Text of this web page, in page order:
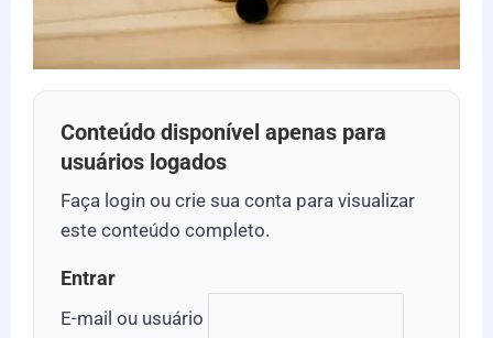
Conteúdo disponível apenas para
usuários logados
Faça login ou crie sua conta para visualizar
este conteúdo completo.
Entrar
E-mail ou usuário